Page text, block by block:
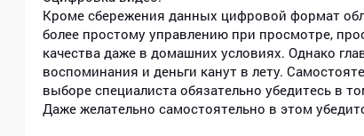
Кроме сбережения данных цифровой формат
более простому управлению при просмотре,
качества даже в домашних условиях. Однако
воспоминания и деньги канут в лету.
выборе специалиста обязательно убедитесь в
Даже желательно самостоятельно в этом